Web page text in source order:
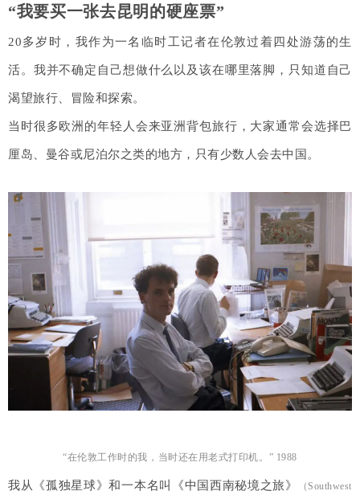
“我要买一张去昆明的硬座票”
20多岁时，我作为一名临时工记者在伦敦过着四处游荡的生
活。我并不确定自己想做什么以及该在哪里落脚，只知道自己
渴望旅行、冒险和探索。
当时很多欧洲的年轻人会来亚洲背包旅行，大家通常会选择巴
厘岛、曼谷或尼泊尔之类的地方，只有少数人会去中国。
“在伦敦工作时的我，当时还在用老式打印机。” 1988
我从《孤独星球》和一本名叫《中国西南秘境之旅》 （Southwest